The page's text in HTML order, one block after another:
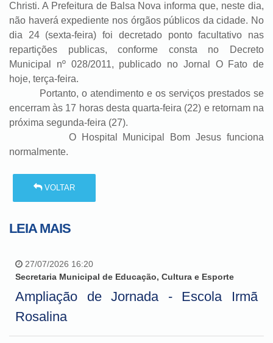
Christi. A Prefeitura de Balsa Nova informa que, neste dia,
não haverá expediente nos órgãos públicos da cidade. No
dia 24 (sexta-feira) foi decretado ponto facultativo nas
repartições publicas, conforme consta no Decreto
Municipal nº 028/2011, publicado no Jornal O Fato de
hoje, terça-feira.
Portanto, o atendimento e os serviços prestados se
encerram às 17 horas desta quarta-feira (22) e retornam na
próxima segunda-feira (27).
O Hospital Municipal Bom Jesus funciona
normalmente.
VOLTAR
LEIA MAIS
27/07/2026 16:20
Secretaria Municipal de Educação, Cultura e Esporte
Ampliação de Jornada - Escola Irmã
Rosalina